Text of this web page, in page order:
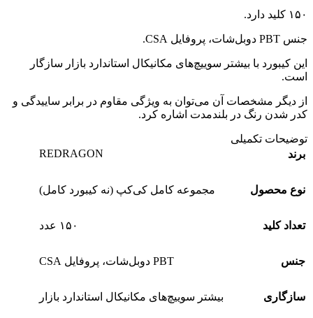
۱۵۰ کلید دارد.
جنس PBT دوبل‌شات، پروفایل CSA.
این کیبورد با بیشتر سوییچ‌های مکانیکال استاندارد بازار سازگار
است.
از دیگر مشخصات آن می‌توان به ویژگی مقاوم در برابر ساییدگی و
کدر شدن رنگ در بلندمدت اشاره کرد.
توضیحات تکمیلی
برند
REDRAGON
نوع محصول مجموعه کامل کی‌کپ (نه کیبورد کامل)
تعداد کلید ۱۵۰ عدد
جنس PBT دوبل‌شات، پروفایل CSA
سازگاری بیشتر سوییچ‌های مکانیکال استاندارد بازار